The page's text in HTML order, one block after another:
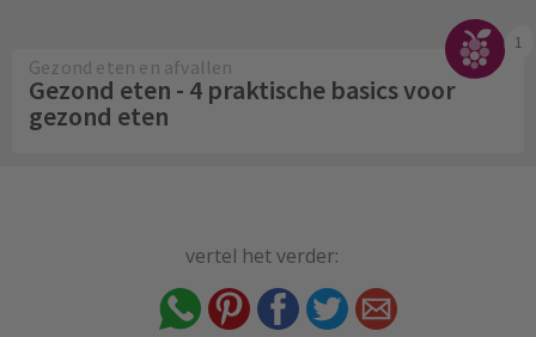
1
Gezond eten en afvallen
Gezond eten - 4 praktische basics voor
gezond eten
vertel het verder: